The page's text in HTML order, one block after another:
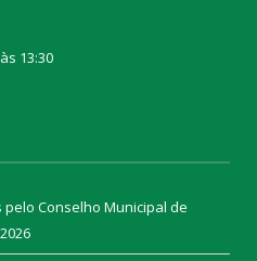
13:30
Conselho Municipal de